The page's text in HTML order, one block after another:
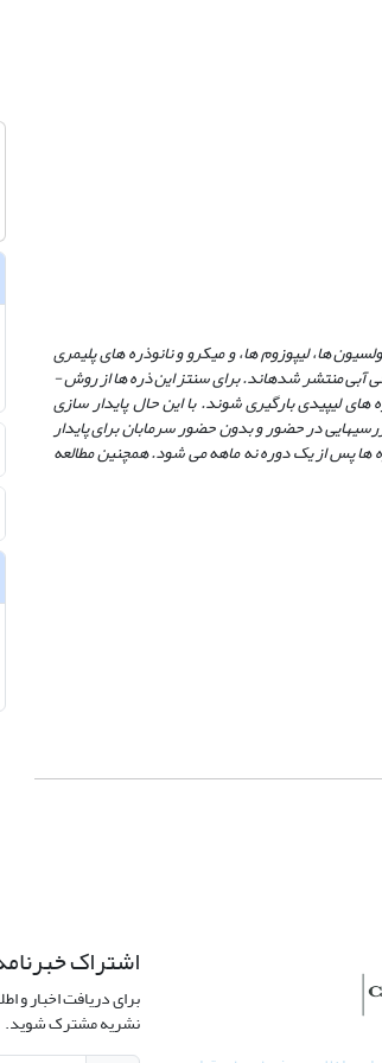
ها، لیپوزوم ها، و میکرو و نانوذره­ های پلیمری
اند. برای سنتز این ذره­ ها از روش ­
لیپیدی بارگیری شوند. با این حال پایدار سازی
هایی در حضور و بدون حضور سرمابان برای پایدار
درصد سوکروز باعث پایداری اندازه نانوذره­ ها پس از یک دوره نه ماهه می­ شود. همچنین مطالعه
اشتراک
برای دریافت اخبار و
نشریه مشترک شوید.